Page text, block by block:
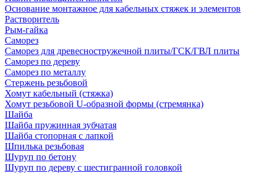
Основание монтажное для кабельных стяжек и элементов
Растворитель
Рым-гайка
Саморез
Саморез для древесностружечной плиты/ГСК/ГВЛ плиты
Саморез по дереву
Саморез по металлу
Стержень резьбовой
Хомут кабельный (стяжка)
Хомут резьбовой U-образной формы (стремянка)
Шайба
Шайба пружинная зубчатая
Шайба стопорная с лапкой
Шпилька резьбовая
Шуруп по бетону
Шуруп по дереву с шестигранной головкой